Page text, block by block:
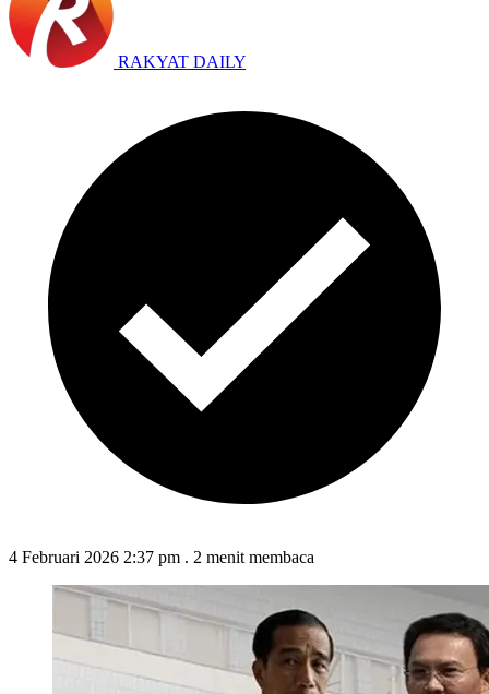
RAKYAT DAILY
4 Februari 2026 2:37 pm . 2 menit membaca